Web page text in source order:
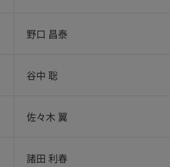
野口 昌泰
谷中 聡
佐々木 翼
諸田 利春